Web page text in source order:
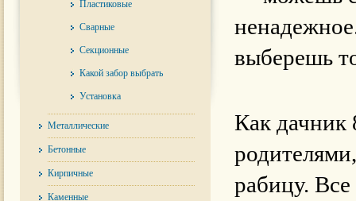
Пластиковые
Сварные
Секционные
Какой забор выбрать
Установка
Металлические
Бетонные
Кирпичные
Каменные
выберешь
Как дачник
рабицу. Все